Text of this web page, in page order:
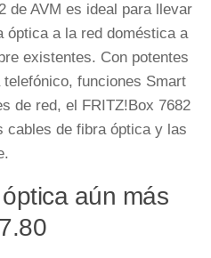
de AVM es ideal para llevar
óptica a la red doméstica a
existentes. Con potentes
funciones Smart
de red, el FRITZ!Box 7682
cables de fibra óptica y las
aún más